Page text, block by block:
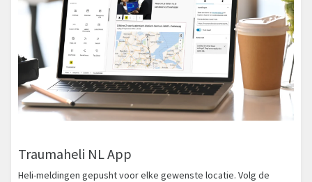
Traumaheli NL App
Heli-meldingen gepusht voor elke gewenste locatie. Volg de